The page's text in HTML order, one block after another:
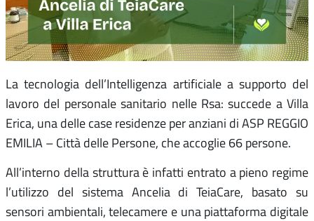
La tecnologia dell’Intelligenza artificiale a supporto del
lavoro del personale sanitario nelle Rsa: succede a Villa
Erica, una delle case residenze per anziani di ASP REGGIO
EMILIA – Città delle Persone, che accoglie 66 persone.
All’interno della struttura è infatti entrato a pieno regime
l’utilizzo del sistema Ancelia di TeiaCare, basato su
sensori ambientali, telecamere e una piattaforma digitale